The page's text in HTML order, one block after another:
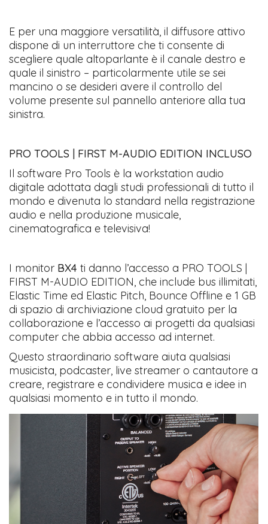
E per una maggiore versatilità, il diffusore attivo
dispone di un interruttore che ti consente di
scegliere quale altoparlante è il canale destro e
quale il sinistro – particolarmente utile se sei
mancino o se desideri avere il controllo del
volume presente sul pannello anteriore alla tua
sinistra.
PRO TOOLS | FIRST M-AUDIO EDITION INCLUSO
Il software Pro Tools è la workstation audio
digitale adottata dagli studi professionali di tutto il
mondo e divenuta lo standard nella registrazione
audio e nella produzione musicale,
cinematografica e televisiva!
I monitor BX4 ti danno l’accesso a PRO TOOLS |
FIRST M-AUDIO EDITION, che include bus illimitati,
Elastic Time ed Elastic Pitch, Bounce Offline e 1 GB
di spazio di archiviazione cloud gratuito per la
collaborazione e l’accesso ai progetti da qualsiasi
computer che abbia accesso ad internet.
Questo straordinario software aiuta qualsiasi
musicista, podcaster, live streamer o cantautore a
creare, registrare e condividere musica e idee in
qualsiasi momento e in tutto il mondo.